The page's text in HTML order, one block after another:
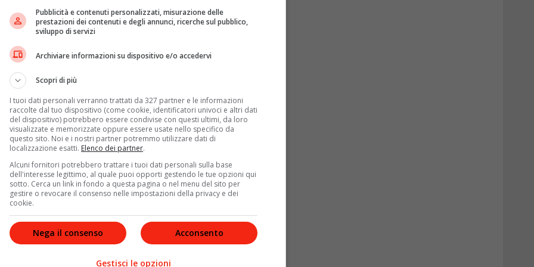
per arginare la quarta ondata di
casial giorno. Si pensa a unSuper Green Pass
del tampone al solo ingresso sul posto di lavoro.
e non vaccinati senza l’obbligo del vaccino? Il
da affrontare. Il primo problema è che il
essere oggetto diricorsi.
della Corte Costituzionale, Cesare Mirabelli . “
di vista normativo, molto rischioso come
problema che ci sarebbe pure dal punto di vista
possono essere portatori del virus“. Piuttosto, è la
per cui i non vaccinati non possono compiere
loro vita lavorativa o di relazione, allora questo
. Non una sorta di lazzaretto domestico
Pubblicità e contenuti personalizzati, misurazione delle
prestazioni dei contenuti e degli annunci, ricerche sul pubblico,
sviluppo di servizi
Archiviare informazioni su dispositivo e/o accedervi
Scopri di più
I tuoi dati personali verranno trattati da 327 partner e le informazioni
raccolte dal tuo dispositivo (come cookie, identificatori univoci e altri dati
del dispositivo) potrebbero essere condivise con questi ultimi, da loro
visualizzate e memorizzate oppure essere usate nello specifico da
questo sito. Noi e i nostri partner potremmo utilizzare dati di
localizzazione esatti. Elenco dei partner.
Alcuni fornitori potrebbero trattare i tuoi dati personali sulla base
dell'interesse legittimo, al quale puoi opporti gestendo le tue opzioni qui
sotto. Cerca un link in fondo a questa pagina o nel menu del sito per
gestire o revocare il consenso nelle impostazioni della privacy e dei
cookie.
Acconsento
Nega il consenso
Gestisci le opzioni